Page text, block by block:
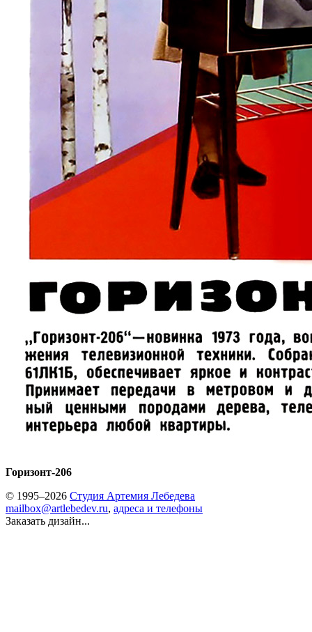
Горизонт-206
© 1995–2026 Студия Артемия Лебедева
mailbox@artlebedev.ru, адреса и телефоны
Заказать дизайн...